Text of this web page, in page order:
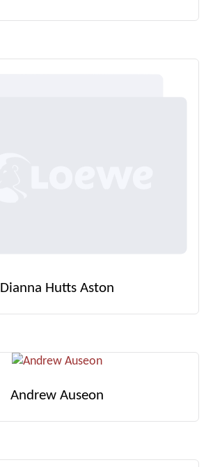
Dianna Hutts Aston
Andrew Auseon